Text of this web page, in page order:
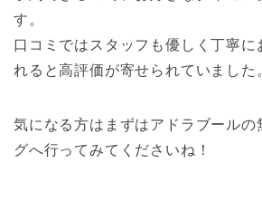
す。
口コミではスタッフも優しく丁寧に
れると高評価が寄せられていました
気になる方はまずはアドラブールの
グへ行ってみてくださいね！